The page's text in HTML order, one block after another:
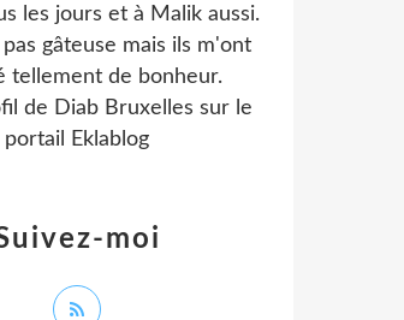
moi
les jours et à Malik aussi.
gâteuse mais ils m'ont
tellement de bonheur.
de Diab Bruxelles sur le
portail Eklablog